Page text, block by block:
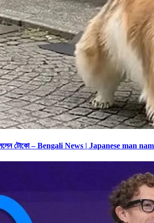
খুললেন টোকো – Bengali News | Japanese